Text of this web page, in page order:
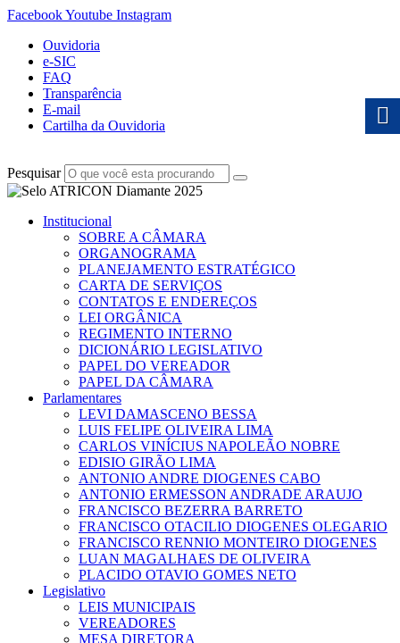
FacebookYoutube Instagram
Ouvidoria
e-SIC
FAQ
Transparência
E-mail
Cartilha da Ouvidoria
Pesquisar
Institucional
SOBRE A CÂMARA
ORGANOGRAMA
PLANEJAMENTO ESTRATÉGICO
CARTA DE SERVIÇOS
CONTATOS E ENDEREÇOS
LEI ORGÂNICA
REGIMENTO INTERNO
DICIONÁRIO LEGISLATIVO
PAPEL DO VEREADOR
PAPEL DA CÂMARA
Parlamentares
LEVI DAMASCENO BESSA
LUIS FELIPE OLIVEIRA LIMA
CARLOS VINÍCIUS NAPOLEÃO NOBRE
EDISIO GIRÃO LIMA
ANTONIO ANDRE DIOGENES CABO
ANTONIO ERMESSON ANDRADE ARAUJO
FRANCISCO BEZERRA BARRETO
FRANCISCO OTACILIO DIOGENES OLEGARIO
FRANCISCO RENNIO MONTEIRO DIOGENES
LUAN MAGALHAES DE OLIVEIRA
PLACIDO OTAVIO GOMES NETO
Legislativo
LEIS MUNICIPAIS
VEREADORES
MESA DIRETORA